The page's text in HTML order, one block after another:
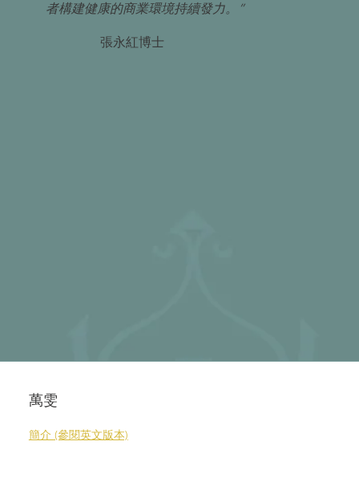
者構建健康的商業環境持續發力。”
張永紅博士
簡介 (參閱英文版本)
萬雯